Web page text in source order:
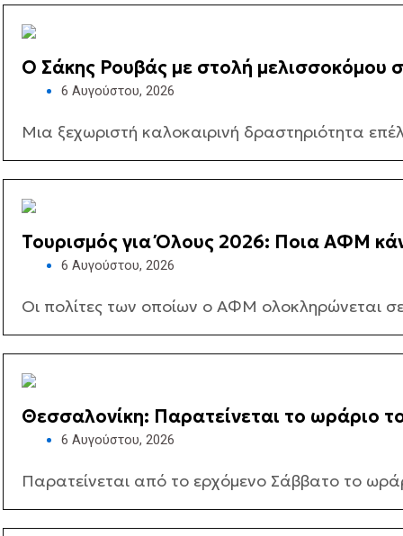
Ο Σάκης Ρουβάς με στολή
6 Αυγούστου, 2026
Μια ξεχωριστή καλοκαιρινή δραστηριότητα
Τουρισμός για Όλους 2026: Ποια ΑΦΜ
6 Αυγούστου, 2026
Οι πολίτες των οποίων ο ΑΦΜ ολοκληρώνεται
Θεσσαλονίκη: Παρατείνεται το ωράριο
6 Αυγούστου, 2026
Παρατείνεται από το ερχόμενο Σάββατο το